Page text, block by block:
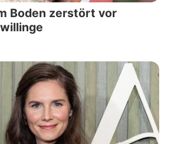
Boden zerstört vor